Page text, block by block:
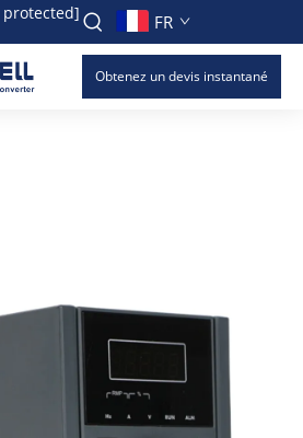
FR
Obtenez un devis instantané